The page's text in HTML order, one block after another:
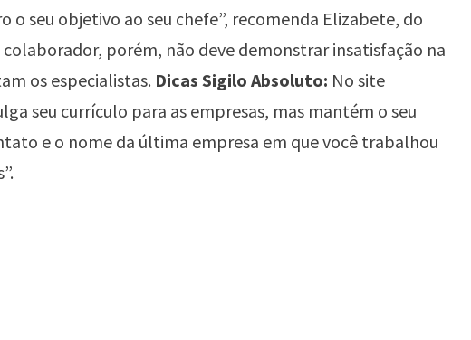
o seu objetivo ao seu chefe”, recomenda Elizabete, do
colaborador, porém, não deve demonstrar insatisfação na
os especialistas. Dicas Sigilo Absoluto: No site
seu currículo para as empresas, mas mantém o seu
e o nome da última empresa em que você trabalhou